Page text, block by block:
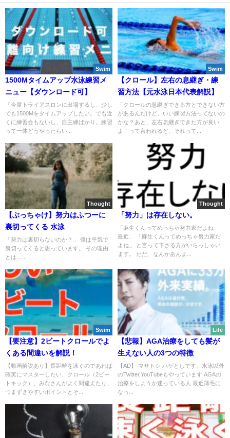
Swim
1500Mタイムアップ水泳練習メ
ニュー【ダウンロード可】
「今度トライアスロンに出場するし、少し
でも1500Mをタイムアップしたい。でも近
くに練習会もないし、自主練ばかり。練習
って一体どうやったらい...
Swim
【クロール】左右の息継ぎ・練
習方法【元水泳日本代表解説】
「クロールの息継ぎできる方とできない方
があるんだけど、いい練習方法ってないの
かな？あと、左右息継ぎできた方が良い
よ！って言われるど、それって...
Thought
【ぶっちゃけ】努力はふつーに
裏切ってくる 水泳
「努力は裏切らないのか？」 僕は平気で
裏切ってくると思っています。 その理由
とは…...
Thought
「努力」は存在しない。
「麻生くんってめっちゃ努力家だよね」
最近、 「麻生くんってめっちゃ努力家だ
よね」 と言って下さる方がいらっしゃい
ます。 ただ、なんかあんま...
Swim
【要注意】2ビートクロールでよ
くある間違いを解説！
【動画解説あり】長距離を泳ぐのであれば
確実にマスターしたい、クロール（2ビー
トキック）。みなさんがよく間違えたり、
つまずきやすいポイントとそ...
Life
【悲報】AGA治療をしても髪が
生えない人の3つの特徴
【AD】 マサトシ ハゲとしです。水泳以外
のTwitter,YouTubeもやっています AGAの
治療をしようか迷っている人 最近薄毛に
なっ...